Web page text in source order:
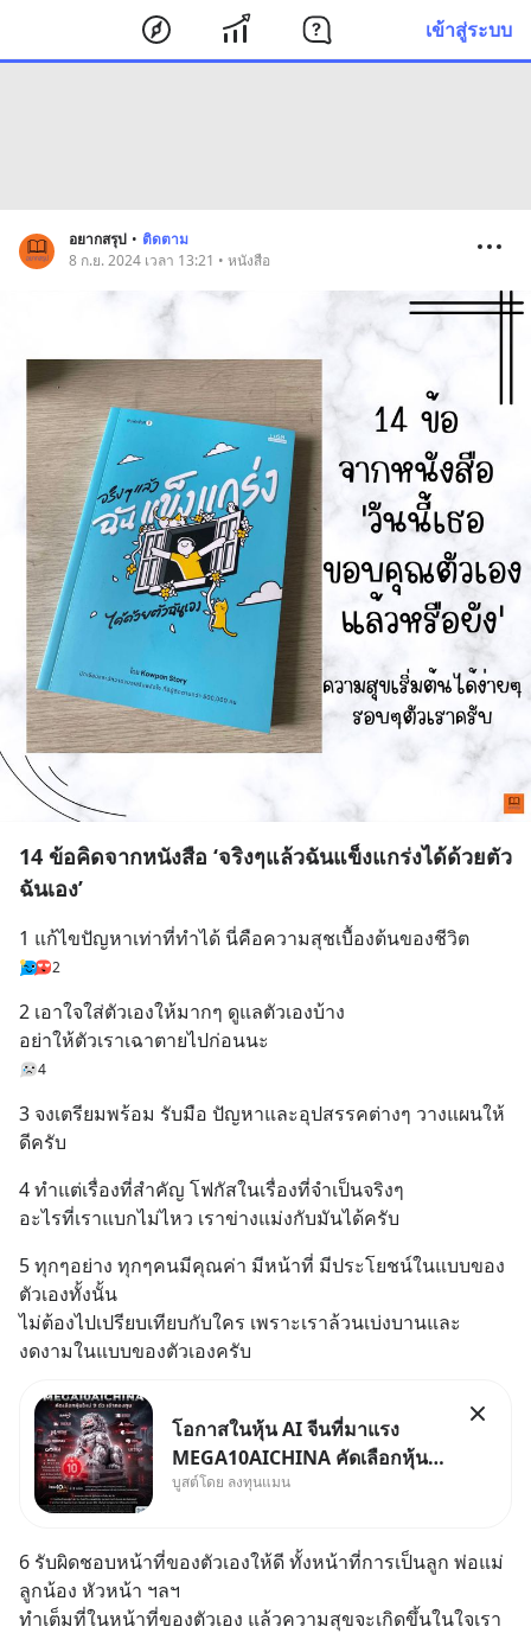
เข้าสู่ระบบ
อยากสรุป • ติดตาม
8 ก.ย. 2024 เวลา 13:21 • หนังสือ
14 ข้อคิดจากหนังสือ ‘จริงๆแล้วฉันแข็งแกร่งได้ด้วยตัว
ฉันเอง’
1 แก้ไขปัญหาเท่าที่ทำได้ นี่คือความสุชเบื้องต้นของชีวิต
2
2 เอาใจใส่ตัวเองให้มากๆ ดูแลตัวเองบ้าง
อย่าให้ตัวเราเฉาตายไปก่อนนะ
4
3 จงเตรียมพร้อม รับมือ ปัญหาและอุปสรรคต่างๆ วางแผนให้
ดีครับ
4 ทำแต่เรื่องที่สำคัญ โฟกัสในเรื่องที่จำเป็นจริงๆ
อะไรที่เราแบกไม่ไหว เราข่างแม่งกับมันได้ครับ
5 ทุกๆอย่าง ทุกๆคนมีคุณค่า มีหน้าที่ มีประโยชน์ในแบบของ
ตัวเองทั้งนั้น
ไม่ต้องไปเปรียบเทียบกับใคร เพราะเราล้วนเบ่งบานและ
งดงามในแบบของตัวเองครับ
โอกาสในหุ้น AI จีนที่มาแรง
MEGA10AICHINA คัดเลือกหุ้น
ใหม่ 9 ตัว เข้ากองทุน.. ครอบคลุม
3 - 19 ส.ค. 69 มีโปรโมชัน ลด
50% ค่าธรรมเนียมซื้อ | ยอด 2
ล้านบาทขึ้นไป ฟรีค่าธรร
บูสต์โดย ลงทุนแมน
6 รับผิดชอบหน้าที่ของตัวเองให้ดี ทั้งหน้าที่การเป็นลูก พ่อแม่
ลูกน้อง หัวหน้า ฯลฯ
ทำเต็มที่ในหน้าที่ของตัวเอง แล้วความสุขจะเกิดขึ้นในใจเรา